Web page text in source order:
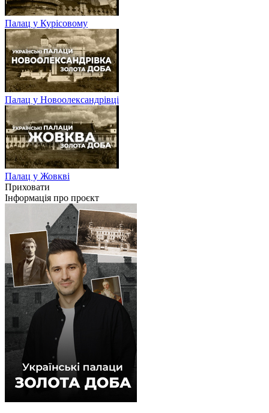
Палац у Курісовому
Палац у Новоолександрівці
Палац у Жовкві
Приховати
Інформація про проєкт